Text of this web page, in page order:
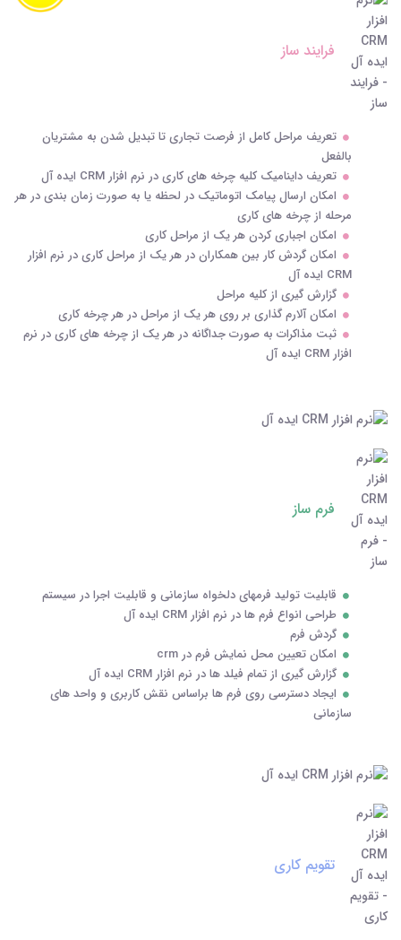
فرایند ساز
تعریف مراحل کامل از فرصت تجاری تا تبدیل شدن به مشتریان
بالفعل
تعریف داینامیک کلیه چرخه های کاری در نرم افزار CRM ایده آل
امکان ارسال پیامک اتوماتیک در لحظه یا به صورت زمان بندی در هر
مرحله از چرخه های کاری
امکان اجباری کردن هر یک از مراحل کاری
امکان گردش کار بین همکاران در هر یک از مراحل کاری در نرم افزار
CRM ایده آل
گزارش گیری از کلیه مراحل
امکان آلارم گذاری بر روی هر یک از مراحل در هر چرخه کاری
ثبت مذاکرات به صورت جداگانه در هر یک از چرخه های کاری در نرم
افزار CRM ایده آل
فرم ساز
قابلیت تولید فرمهای دلخواه سازمانی و قابلیت اجرا در سیستم
طراحی انواع فرم ها در نرم افزار CRM ایده آل
گردش فرم
امکان تعیین محل نمایش فرم در crm
گزارش گیری از تمام فیلد ها در نرم افزار CRM ایده آل
ایجاد دسترسی روی فرم ها براساس نقش کاربری و واحد های
سازمانی
تقویم کاری